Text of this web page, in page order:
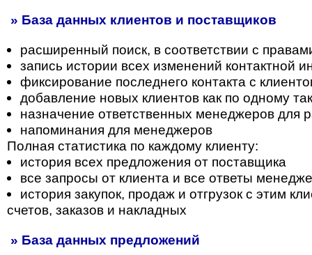
» База данных клиентов и поставщиков
расширенный поиск, в соответствии с
запись истории всех изменений контактной
фиксирование последнего контакта с
добавление новых клиентов как по одному
назначение ответственных менеджеров для
напоминания для менеджеров
Полная статистика по каждому клиенту:
история всех предложения от поставщика
все запросы от клиента и все ответы
история закупок, продаж и отгрузок с этим
счетов, заказов и накладных
» База данных предложений